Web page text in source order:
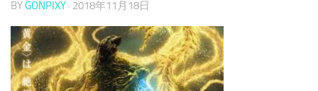
BYGONPIXY · 2018年11月18日